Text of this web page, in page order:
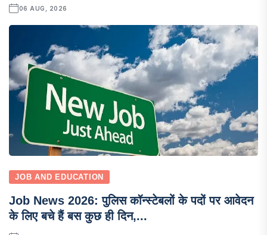
06 AUG, 2026
JOB AND EDUCATION
Job News 2026: पुलिस कॉन्स्टेबलों के पदों पर आवेदन
के लिए बचे हैं बस कुछ ही दिन,...